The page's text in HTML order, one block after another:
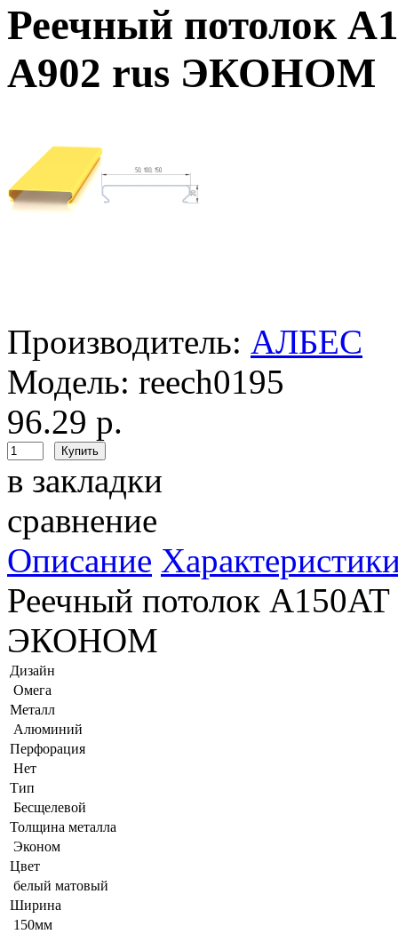
Реечный потолок
А902 rus ЭКОНОМ
Производитель: АЛБЕС
Модель: reech0195
96.29 р.
в закладки
сравнение
Описание
Реечный потолок
ЭКОНОМ
Дизайн
Омега
Металл
Алюминий
Перфорация
Нет
Тип
Бесщелевой
Толщина металла
Эконом
Цвет
белый матовый
Ширина
150мм